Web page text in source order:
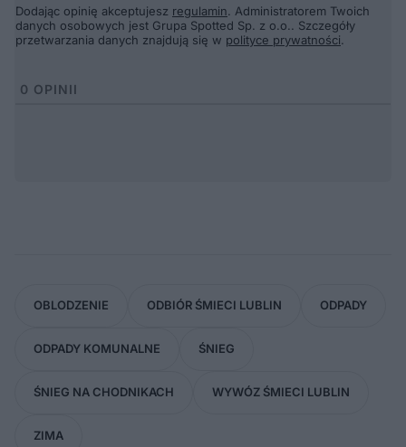
Dodając opinię akceptujesz regulamin. Administratorem Twoich
danych osobowych jest Grupa Spotted Sp. z o.o.. Szczegóły
przetwarzania danych znajdują się w polityce prywatności.
0 OPINII
OBLODZENIE ODBIÓR ŚMIECI LUBLIN ODPADY
ODPADY KOMUNALNE ŚNIEG
ŚNIEG NA CHODNIKACH WYWÓZ ŚMIECI LUBLIN
ZIMA